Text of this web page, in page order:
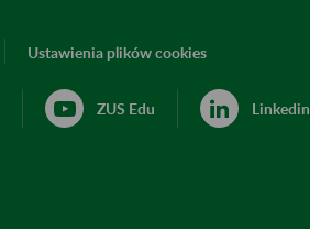
Ustawienia plików cookies
ZUS Edu Linkedin